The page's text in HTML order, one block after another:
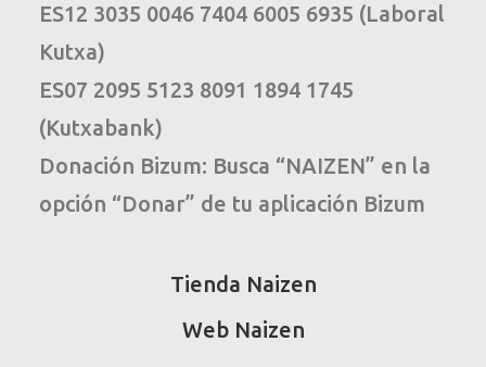
ES12 3035 0046 7404 6005 6935 (Laboral
Kutxa)
ES07 2095 5123 8091 1894 1745
(Kutxabank)
Donación Bizum: Busca “NAIZEN” en la
opción “Donar” de tu aplicación Bizum
Tienda Naizen
Web Naizen